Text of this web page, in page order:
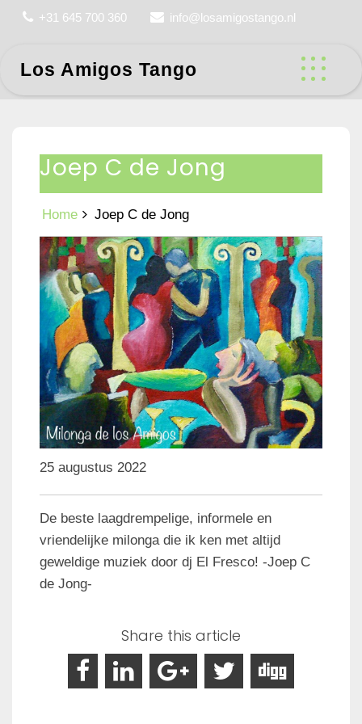
Skip
+31 645 700 360 info@losamigostango.nl
Los Amigos Tango
Joep C de Jong
Home Joep C de Jong
25 augustus 2022
De beste laagdrempelige, informele en
vriendelijke milonga die ik ken met altijd
geweldige muziek door dj El Fresco! -Joep C
de Jong-
Share this article